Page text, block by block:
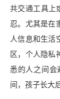
共交通工具上
忍。尤其是在
人信息和生活
区，个人隐私
悉的人之间会
间，孩子长大